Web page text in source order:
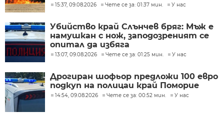
15:37, 09.08.2026 Чете се за: 01:37 мин. У нас
Убийство край Слънчев бряг: Мъж е
намушкан с нож, заподозреният се
опитал да избяга
13:07, 09.08.2026 Чете се за: 01:25 мин. У нас
Дрогиран шофьор предложи 100 евро
подкуп на полицаи край Поморие
14:54, 09.08.2026 Чете се за: 00:52 мин. У нас